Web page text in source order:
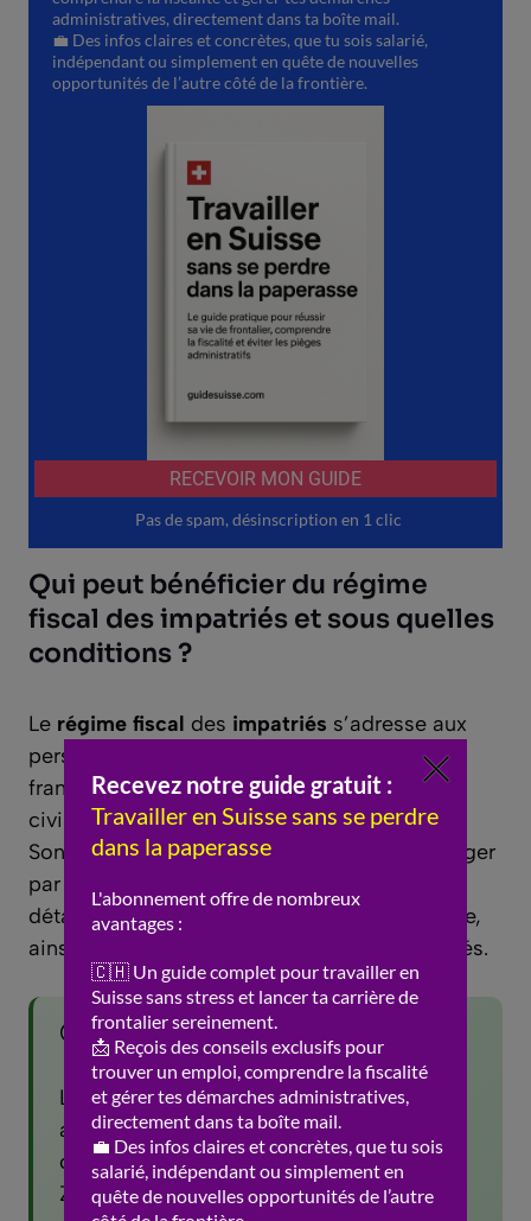
Qui peut bénéficier du régime
fiscal des impatriés et sous quelles
conditions ?
Le régime fiscal des impatriés s’adresse aux
personnes ayant été non-résidentes fiscales
françaises pendant au moins cinq années
civiles avant la prise de fonctions en France.
Sont concernés les salariés recrutés à l’étranger
par une entreprise française, les personnes
détachées ou transférées au sein d’un groupe,
ainsi que certains dirigeants assimilés salariés.
🌍 Le saviez-vous ?
La Suisse compte 26 cantons, chacun
avec ses propres lois et reglements. Le
cout de la vie varie de 20 a 30% entre
Zurich et le Valais. Plus de 2 millions